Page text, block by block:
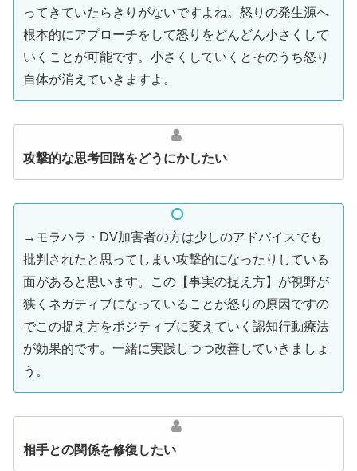
ってきていたらきりがないですよね。怒りの発生源へ
根本的にアプローチをして怒りをどんどん小さくして
いくことが可能です。小さくしていくとそのうち怒り
自体が消えていきますよ。
攻撃的な思考回路をどうにかしたい
→モラハラ・DV加害者の方は少しのアドバイスでも
批判されたと思ってしまい攻撃的になったりしている
面があると思います。この【事実の捉え方】が視野が
狭くネガティブになっていることが怒りの原因ですの
でこの捉え方をポジティブに変えていく認知行動療法
が効果的です。一緒に実践しつつ改善していきましょ
う。
相手との関係を修復したい